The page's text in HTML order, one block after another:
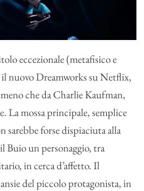
eccezionale (metafisico e
nuovo Dreamworks su Netflix,
che da Charlie Kaufman,
La mossa principale, semplice
sarebbe forse dispiaciuta alla
Buio un personaggio, tra
in cerca d’affetto. Il
del piccolo protagonista, in